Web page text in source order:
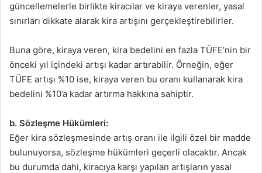
güncellemelerle birlikte kiracılar ve kiraya verenler, yasal
sınırları dikkate alarak kira artışını gerçekleştirebilirler.
Buna göre, kiraya veren, kira bedelini en fazla TÜFE’nin bir
önceki yıl içindeki artışı kadar artırabilir. Örneğin, eğer
TÜFE artışı %10 ise, kiraya veren bu oranı kullanarak kira
bedelini %10’a kadar artırma hakkına sahiptir.
b. Sözleşme Hükümleri:
Eğer kira sözleşmesinde artış oranı ile ilgili özel bir madde
bulunuyorsa, sözleşme hükümleri geçerli olacaktır. Ancak
bu durumda dahi, kiracıya karşı yapılan artışların yasal